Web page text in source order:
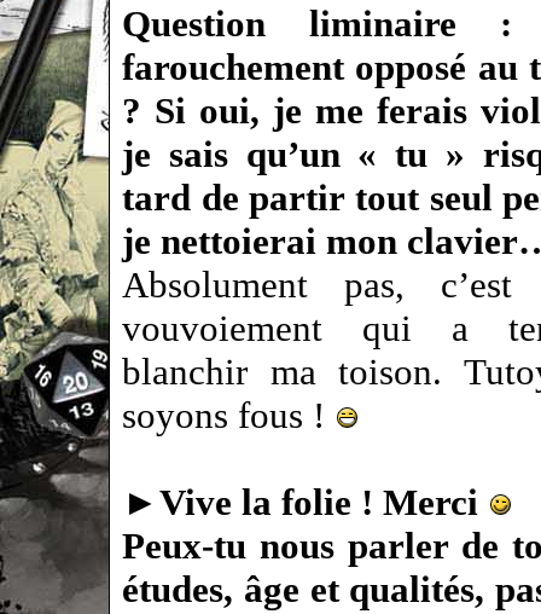
Question liminaire :
farouchement opposé au
? Si oui, je me ferais
je sais qu’un « tu »
tard de partir tout seul
je nettoierai mon
Absolument pas,
vouvoiement qui a
blanchir ma toison.
soyons fous !
►Vive la folie ! Merci
Peux-tu nous parler de
études, âge et qualités,